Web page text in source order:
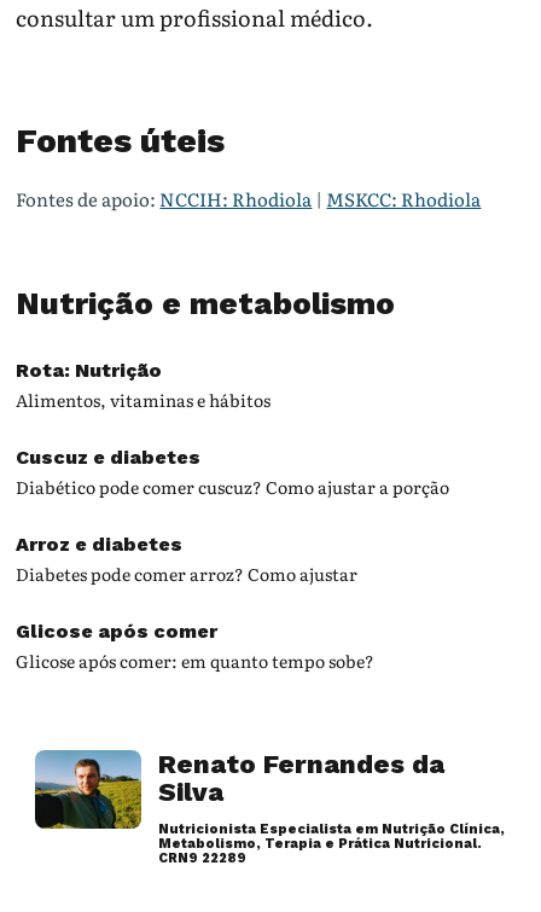
consultar um profissional médico.
Fontes úteis
Fontes de apoio: NCCIH: Rhodiola | MSKCC: Rhodiola
Nutrição e metabolismo
Rota: Nutrição
Alimentos, vitaminas e hábitos
Cuscuz e diabetes
Diabético pode comer cuscuz? Como ajustar a porção
Arroz e diabetes
Diabetes pode comer arroz? Como ajustar
Glicose após comer
Glicose após comer: em quanto tempo sobe?
Renato Fernandes da
Silva
Nutricionista Especialista em Nutrição Clínica,
Metabolismo, Terapia e Prática Nutricional.
CRN9 22289